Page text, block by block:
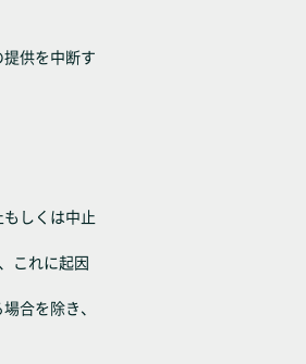
供を中断す
しくは中止
これに起因
合を除き、